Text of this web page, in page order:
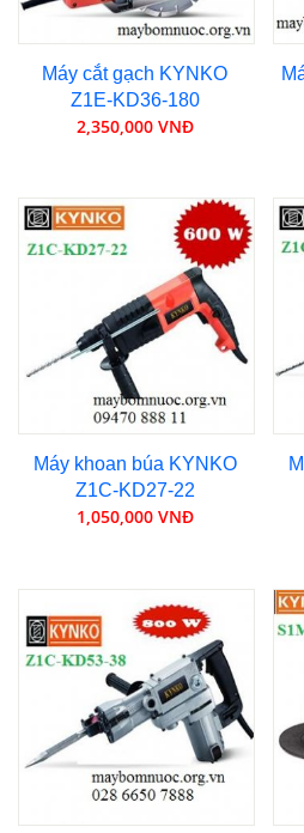
Máy cắt gạch KYNKO
Z1E-KD36-180
2,350,000 VNĐ
Máy khoan búa KYNKO
Z1C-KD27-22
1,050,000 VNĐ